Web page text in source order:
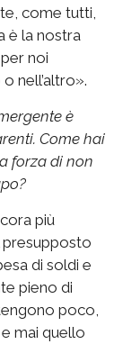
come tutti,
è la nostra
noi
nell’altro».
è
Come hai
forza di non
più
di soldi e
pieno di
poco,
mai quello